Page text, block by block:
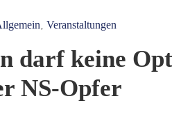
‚ Veranstaltungen
darf keine
NS-Opfer